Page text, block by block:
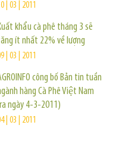
| 03 | 2011
khẩu cà phê tháng 3 sẽ
ít nhất 22% về lượng
| 03 | 2011
công bố Bản tin tuần
hàng Cà Phê Việt Nam
ngày 4-3-2011)
| 03 | 2011